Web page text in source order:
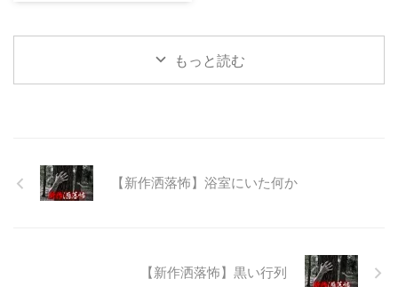
る。陸の孤島と呼ばれたその地区
と隣の市を繋ぐ林道として計画さ
継続が不可能となってしまったら
しい。 そこに残ったのは無責任
もっと読む
【新作洒落怖】浴室にいた何か
【新作洒落怖】黒い行列